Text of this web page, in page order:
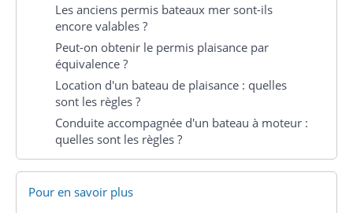
Les anciens permis bateaux mer sont-ils
encore valables ?
Peut-on obtenir le permis plaisance par
équivalence ?
Location d'un bateau de plaisance : quelles
sont les règles ?
Conduite accompagnée d'un bateau à moteur :
quelles sont les règles ?
Pour en savoir plus